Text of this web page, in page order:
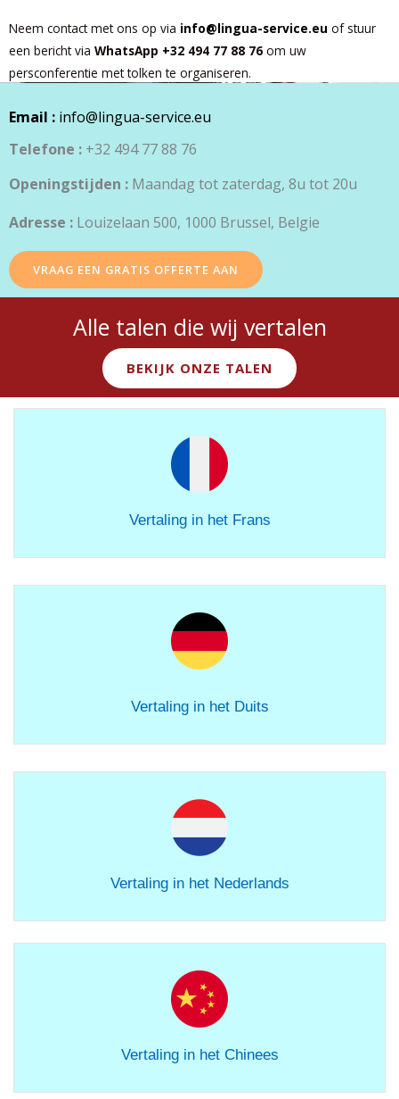
Neem contact met ons op via info@lingua-service.eu of stuur
een bericht via WhatsApp +32 494 77 88 76 om uw
persconferentie met tolken te organiseren.
Email : info@lingua-service.eu
Telefone : +32 494 77 88 76
Openingstijden : Maandag tot zaterdag, 8u tot 20u
Adresse : Louizelaan 500, 1000 Brussel, Belgie
VRAAG EEN GRATIS OFFERTE AAN
Alle talen die wij vertalen
BEKIJK ONZE TALEN
Vertaling in het Frans
Vertaling in het Duits
Vertaling in het Nederlands
Vertaling in het Chinees